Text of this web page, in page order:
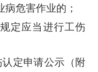
危害作业的；
定应当进行工伤
认定申请公示（附